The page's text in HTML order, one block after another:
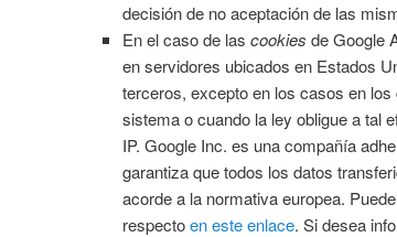
decisión de no aceptación de las
En el caso de lascookies de Google
en servidores ubicados en Estados
terceros, excepto en los casos en
sistema o cuando la ley obligue a tal
IP. Google Inc. es una compañía
garantiza que todos los datos
acorde a la normativa europea.
respectoen este enlace. Si desea